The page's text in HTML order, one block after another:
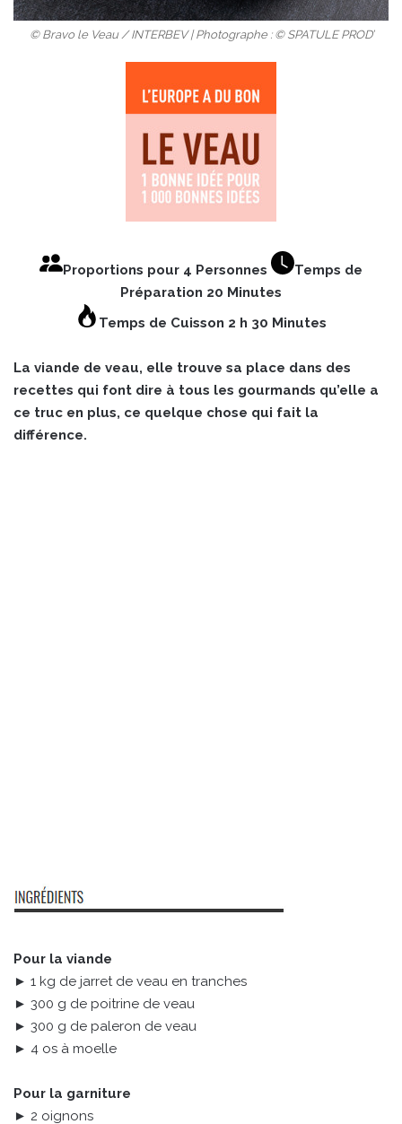
© Bravo le Veau / INTERBEV | Photographe : © SPATULE PROD’
Proportions pour 4 Personnes
Temps de
Préparation 20 Minutes
Temps de Cuisson 2 h 30 Minutes
La viande de veau, elle trouve sa place dans des
recettes qui font dire à tous les gourmands qu’elle a
ce truc en plus, ce quelque chose qui fait la
différence.
Pour la viande
► 1 kg de jarret de veau en tranches
► 300 g de poitrine de veau
► 300 g de paleron de veau
► 4 os à moelle
Pour la garniture
► 2 oignons